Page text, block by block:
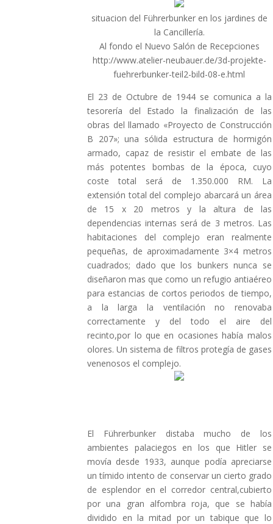
situacion del Führerbunker en los jardines de
la Cancillería.
Al fondo el Nuevo Salón de Recepciones
http://www.atelier-neubauer.de/3d-projekte-
fuehrerbunker-teil2-bild-08-e.html
El 23 de Octubre de 1944 se comunica a la
tesorería del Estado la finalización de las
obras del llamado «Proyecto de Construcción
B 207»; una sólida estructura de hormigón
armado, capaz de resistir el embate de las
más potentes bombas de la época, cuyo
coste total será de 1.350.000 RM. La
extensión total del complejo abarcará un área
de 15 x 20 metros y la altura de las
dependencias internas será de 3 metros. Las
habitaciones del complejo eran realmente
pequeñas, de aproximadamente 3×4 metros
cuadrados; dado que los bunkers nunca se
diseñaron mas que como un refugio antiaéreo
para estancias de cortos periodos de tiempo,
a la larga la ventilación no renovaba
correctamente y del todo el aire del
recinto,por lo que en ocasiones había malos
olores. Un sistema de filtros protegía de gases
venenosos el complejo.
El Führerbunker distaba mucho de los
ambientes palaciegos en los que Hitler se
movía desde 1933, aunque podía apreciarse
un tímido intento de conservar un cierto grado
de esplendor en el corredor central,cubierto
por una gran alfombra roja, que se había
dividido en la mitad por un tabique que lo